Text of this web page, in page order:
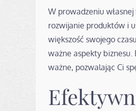
W prowadzeniu
rozwijanie produktów i
większość swojego
ważne aspekty
ważne, pozwalając Ci